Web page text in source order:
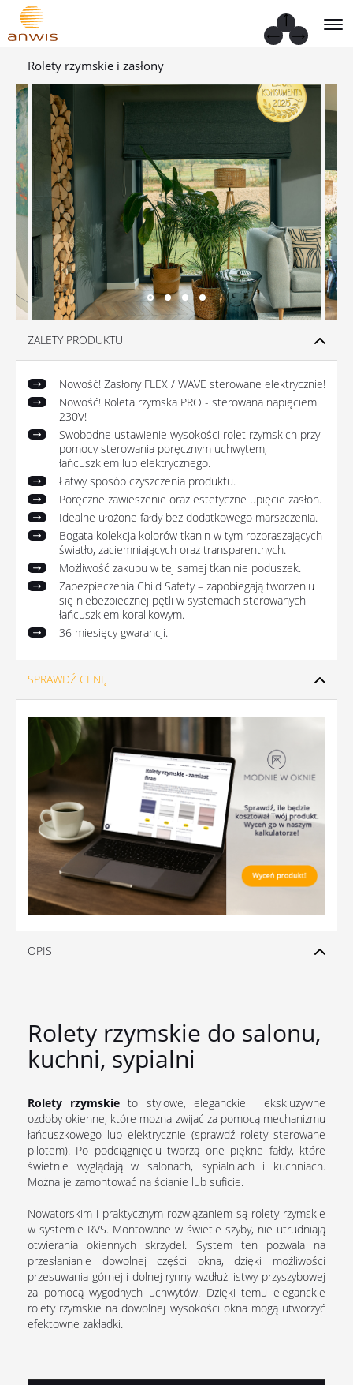
Rolety rzymskie i zasłony
ZALETY PRODUKTU
Nowość! Zasłony FLEX / WAVE sterowane elektrycznie!
Nowość! Roleta rzymska PRO - sterowana napięciem
230V!
Swobodne ustawienie wysokości rolet rzymskich przy
pomocy sterowania poręcznym uchwytem,
łańcuszkiem lub elektrycznego.
Łatwy sposób czyszczenia produktu.
Poręczne zawieszenie oraz estetyczne upięcie zasłon.
Idealne ułożone fałdy bez dodatkowego marszczenia.
Bogata kolekcja kolorów tkanin w tym rozpraszających
światło, zaciemniających oraz transparentnych.
Możliwość zakupu w tej samej tkaninie poduszek.
Zabezpieczenia Child Safety – zapobiegają tworzeniu
się niebezpiecznej pętli w systemach sterowanych
łańcuszkiem koralikowym.
36 miesięcy gwarancji.
SPRAWDŹ CENĘ
OPIS
Rolety rzymskie do salonu,
kuchni, sypialni
Rolety rzymskie to stylowe, eleganckie i ekskluzywne
ozdoby okienne, które można zwijać za pomocą mechanizmu
łańcuszkowego lub elektrycznie (sprawdź rolety sterowane
pilotem). Po podciągnięciu tworzą one piękne fałdy, które
świetnie wyglądają w salonach, sypialniach i kuchniach.
Można je zamontować na ścianie lub suficie.
Nowatorskim i praktycznym rozwiązaniem są rolety rzymskie
w systemie RVS. Montowane w świetle szyby, nie utrudniają
otwierania okiennych skrzydeł. System ten pozwala na
przesłanianie dowolnej części okna, dzięki możliwości
przesuwania górnej i dolnej rynny wzdłuż listwy przyszybowej
za pomocą wygodnych uchwytów. Dzięki temu eleganckie
rolety rzymskie na dowolnej wysokości okna mogą utworzyć
efektowne zakładki.